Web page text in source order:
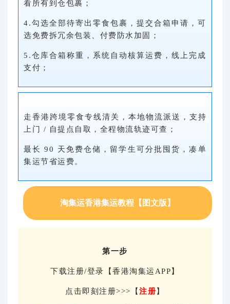
看所有到仓包裹；
4.勾选全部待寄出零食包裹，提交合箱申请，可
选免费拆冗余包装、付费防水加固；
5.仓库合箱称重，系统自动核算运费，线上完成
支付；
走香港跨境零食专线清关，本地物流派送，支持
上门 / 自提点自取，全程物流轨迹可查；
最长 90 天免费仓储，留学生可分批囤货，凑单
集运节省运费。
淘集运香港集运教程【图文版】
第一步
下载注册/登录【香港淘集运APP】
点击即刻注册>>>【注册 】